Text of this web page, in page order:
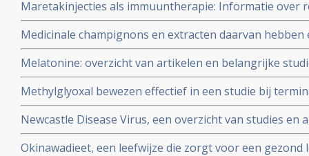
gepubliceerd
Maretakinjecties als immuuntherapie: Informatie over
Viscum Album L. (bv. merknamen Iscador of Isorel) in
van kanker
Medicinale champignons en extracten daarvan
mentale gezondheid, vooral via de darmbiotica
Melatonine: overzicht van artikelen en belangrijke
verschillende vormen van kanker
Methylglyoxal bewezen effectief in een studie bij
originele volledige studieverslag incl. omschrijving
Newcastle Disease Virus, een overzicht van studies en
Okinawadieet, een leefwijze die zorgt voor een gezond